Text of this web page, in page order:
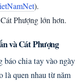
).
Phượng lớn hơn.
và Cát Phượng
báo chia tay vào ngày
là quen nhau từ năm